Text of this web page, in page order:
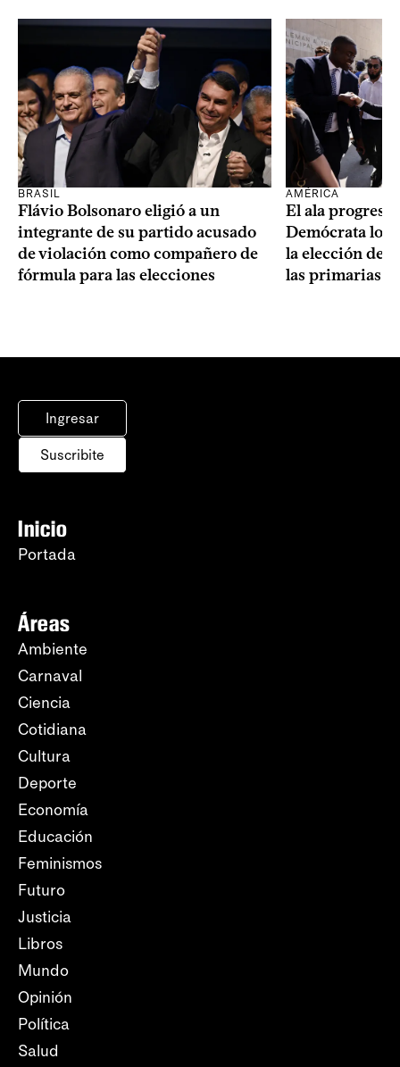
BRASIL
Flávio Bolsonaro eligió a un
integrante de su partido acusado
de violación como compañero de
fórmula para las elecciones
AMÉRICA
El ala
Demócrata
la elección de
las primarias
Ingresar
Suscribite
Inicio
Portada
Áreas
Ambiente
Carnaval
Ciencia
Cotidiana
Cultura
Deporte
Economía
Educación
Feminismos
Futuro
Justicia
Libros
Mundo
Opinión
Política
Salud